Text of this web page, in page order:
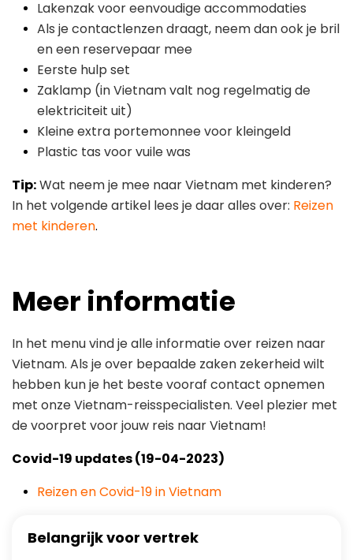
Lakenzak voor eenvoudige accommodaties
Als je contactlenzen draagt, neem dan ook je bril
en een reservepaar mee
Eerste hulp set
Zaklamp (in Vietnam valt nog regelmatig de
elektriciteit uit)
Kleine extra portemonnee voor kleingeld
Plastic tas voor vuile was
Tip:Wat neem je mee naar Vietnam met kinderen?
In het volgende artikel lees je daar alles over: Reizen
met kinderen.
Meer informatie
In het menu vind je alle informatie over reizen naar
Vietnam. Als je over bepaalde zaken zekerheid wilt
hebben kun je het beste vooraf contact opnemen
met onze Vietnam-reisspecialisten. Veel plezier met
de voorpret voor jouw reis naar Vietnam!
Covid-19 updates (19-04-2023)
Reizen en Covid-19 in Vietnam
Belangrijk voor vertrek